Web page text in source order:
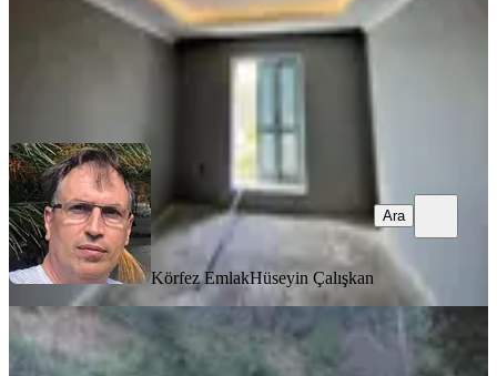
Körfez EmlakHüseyin Çalışkan
Ara
SIFIR BİNA
Balıkesir Havran Köylüce Su Kenarı
Satılık Hobi Bahçesi Ve Evi